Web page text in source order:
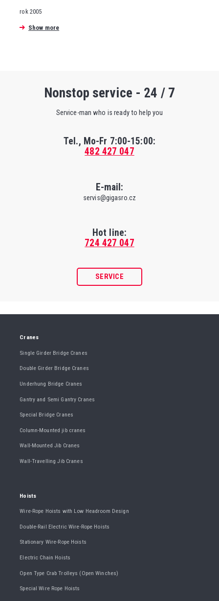
rok 2005
Show more
Nonstop service - 24 / 7
Service-man who is ready to help you
Tel., Mo-Fr 7:00-15:00:
482 427 047
E-mail:
servis@gigasro.cz
Hot line:
724 427 047
SERVICE
Cranes
Single Girder Bridge Cranes
Double Girder Bridge Cranes
Underhung Bridge Cranes
Gantry and Semi Gantry Cranes
Special Bridge Cranes
Column-Mounted jib cranes
Wall-Mounted Jib Cranes
Wall-Travelling Jib Cranes
Hoists
Wire-Rope Hoists with Low Headroom Design
Double-Rail Electric Wire-Rope Hoists
Stationary Wire-Rope Hoists
Electric Chain Hoists
Open Type Crab Trolleys (Open Winches)
Special Wire Rope Hoists